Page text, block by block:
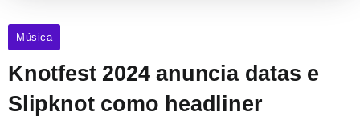
Música
Knotfest 2024 anuncia datas e
Slipknot como headliner